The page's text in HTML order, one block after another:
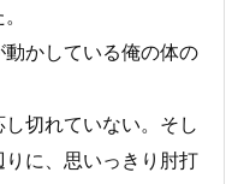
かしている俺の体の
切れていない。そし
に、思いっきり肘打